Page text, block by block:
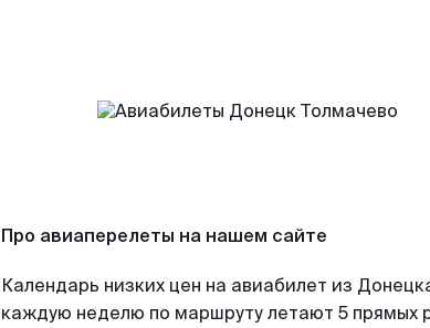
Про авиаперелеты на нашем сайте
Календарь низких цен на авиабилет из
каждую неделю по маршруту летают 5 прямых